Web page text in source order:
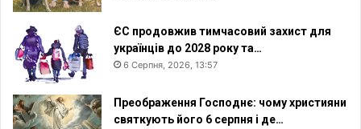
ЄС продовжив тимчасовий захист для
українців до 2028 року та…
6 Серпня, 2026, 13:57
Преображення Господнє: чому християни
святкують його 6 серпня і де…